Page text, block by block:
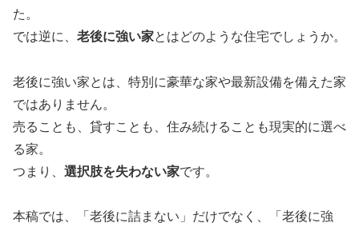
た。
では逆に、 老後に強い家とはどのような住宅でしょうか。
老後に強い家とは、特別に豪華な家や最新設備を備えた家
ではありません。
売ることも、貸すことも、住み続けることも現実的に選べ
る家。
つまり、 選択肢を失わない家です。
本稿では、「老後に詰まない」だけでなく、「老後に強